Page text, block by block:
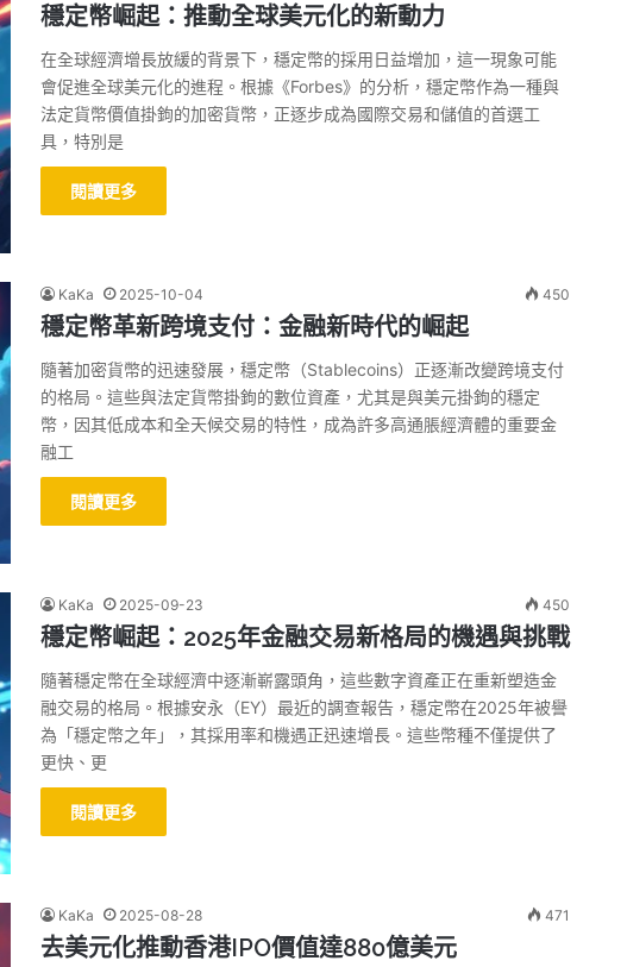
穩定幣崛起：推動全球美元化的新動力
在全球經濟增長放緩的背景下，穩定幣的採用日益增加，這一現象可能
會促進全球美元化的進程。根據《Forbes》的分析，穩定幣作為一種與
法定貨幣價值掛鉤的加密貨幣，正逐步成為國際交易和儲值的首選工
具，特別是
閱讀更多
KaKa 2025-10-04 450
穩定幣革新跨境支付：金融新時代的崛起
隨著加密貨幣的迅速發展，穩定幣（Stablecoins）正逐漸改變跨境支付
的格局。這些與法定貨幣掛鉤的數位資產，尤其是與美元掛鉤的穩定
幣，因其低成本和全天候交易的特性，成為許多高通脹經濟體的重要金
融工
閱讀更多
KaKa 2025-09-23 450
穩定幣崛起：2025年金融交易新格局的機遇與挑戰
隨著穩定幣在全球經濟中逐漸嶄露頭角，這些數字資產正在重新塑造金
融交易的格局。根據安永（EY）最近的調查報告，穩定幣在2025年被譽
為「穩定幣之年」，其採用率和機遇正迅速增長。這些幣種不僅提供了
更快、更
閱讀更多
KaKa 2025-08-28 471
去美元化推動香港IPO價值達880億美元